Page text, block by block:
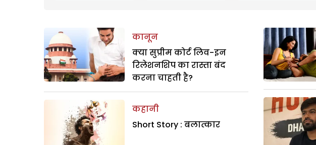
कानून
क्या सुप्रीम कोर्ट लिव-इन
रिलेशनशिप का रास्ता बंद
करना चाहती है?
कहानी
Short Story : बलात्कार